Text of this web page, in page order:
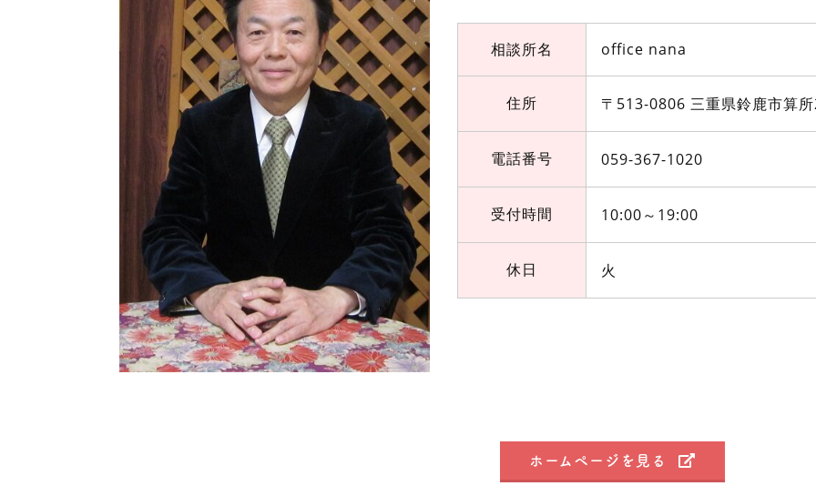
相談所名 office nana
住所 〒513-0806 三重県鈴鹿市算
電話番号 059-367-1020
受付時間 10:00～19:00
休日 火
ホームページを見る